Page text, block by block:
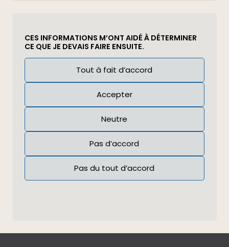
CES INFORMATIONS M’ONT AIDÉ À DÉTERMINER
CE QUE JE DEVAIS FAIRE ENSUITE.
Tout à fait d’accord
Accepter
Neutre
Pas d’accord
Pas du tout d’accord